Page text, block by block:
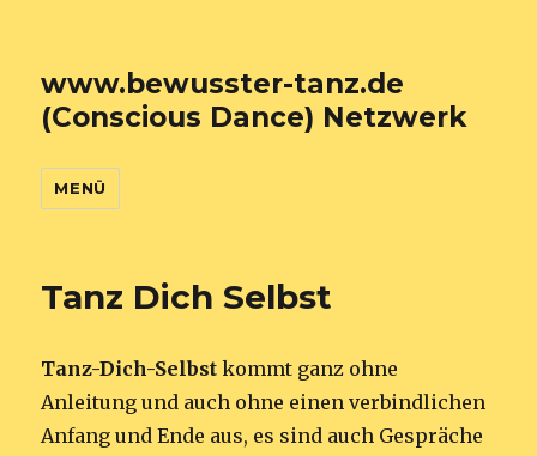
www.bewusster-tanz.de
(Conscious Dance) Netzwerk
MENÜ
Tanz Dich Selbst
Tanz-Dich-Selbst kommt ganz ohne
Anleitung und auch ohne einen verbindlichen
Anfang und Ende aus, es sind auch Gespräche